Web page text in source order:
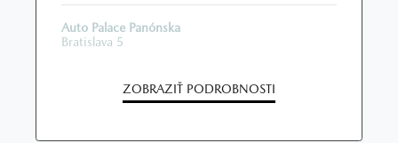
Auto Palace Panónska
Bratislava 5
ZOBRAZIŤ PODROBNOSTI